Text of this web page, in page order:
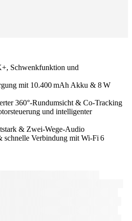
Schwenkfunktion und
mit 10.400 mAh Akku & 8 W
360°-Rundumsicht & Co-Tracking
und intelligenter
& Zwei-Wege-Audio
schnelle Verbindung mit Wi-Fi 6